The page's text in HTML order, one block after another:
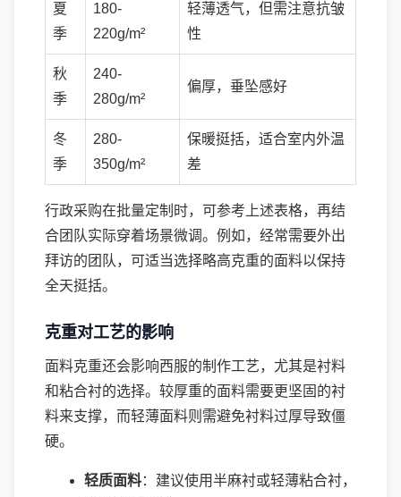
夏
季
180-
220g/m²
轻薄透气，但需注意抗皱
性
秋
季
240-
280g/m²
偏厚，垂坠感好
冬
季
280-
350g/m²
保暖挺括，适合室内外温
差
行政采购在批量定制时，可参考上述表格，再结
合团队实际穿着场景微调。例如，经常需要外出
拜访的团队，可适当选择略高克重的面料以保持
全天挺括。
克重对工艺的影响
面料克重还会影响西服的制作工艺，尤其是衬料
和粘合衬的选择。较厚重的面料需要更坚固的衬
料来支撑，而轻薄面料则需避免衬料过厚导致僵
硬。
轻质面料：建议使用半麻衬或轻薄粘合衬，